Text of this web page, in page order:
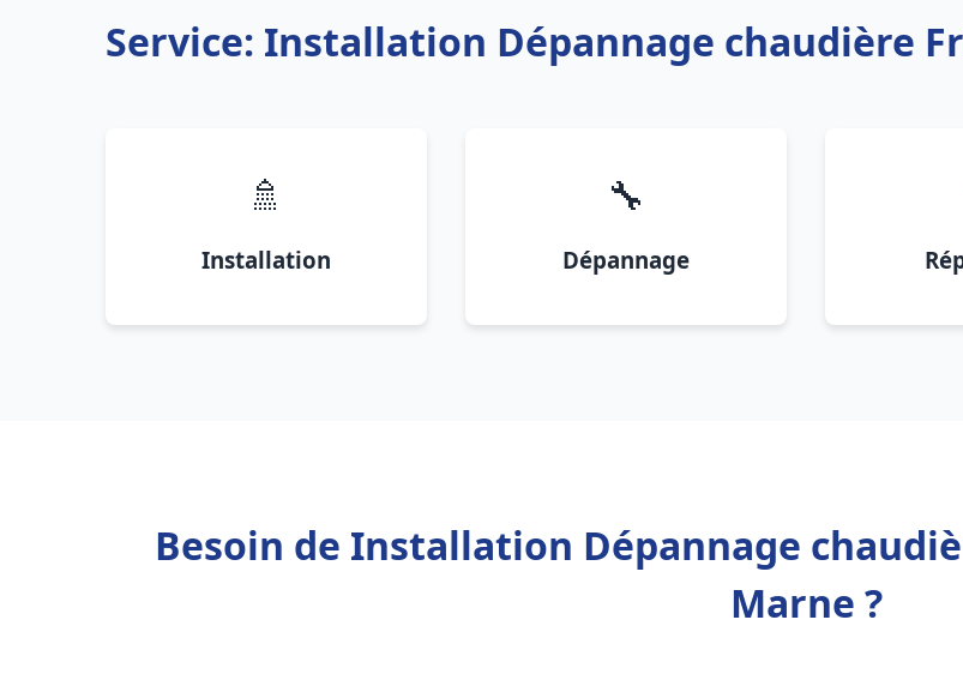
Service: Installation Dépannage chaudière
🚿
Installation
🔧
Dépannage
Besoin de Installation Dépannage
Marne ?